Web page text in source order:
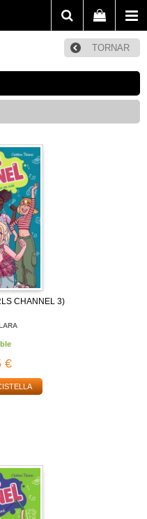
TORNAR
CHANNEL 3)
€